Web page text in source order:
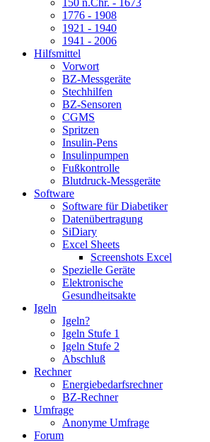
150 n.Chr. - 1673
1776 - 1908
1921 - 1940
1941 - 2006
Hilfsmittel
Vorwort
BZ-Messgeräte
Stechhilfen
BZ-Sensoren
CGMS
Spritzen
Insulin-Pens
Insulinpumpen
Fußkontrolle
Blutdruck-Messgeräte
Software
Software für Diabetiker
Datenübertragung
SiDiary
Excel Sheets
Screenshots Excel
Spezielle Geräte
Elektronische
Gesundheitsakte
Igeln
Igeln?
Igeln Stufe 1
Igeln Stufe 2
Abschluß
Rechner
Energiebedarfsrechner
BZ-Rechner
Umfrage
Anonyme Umfrage
Forum